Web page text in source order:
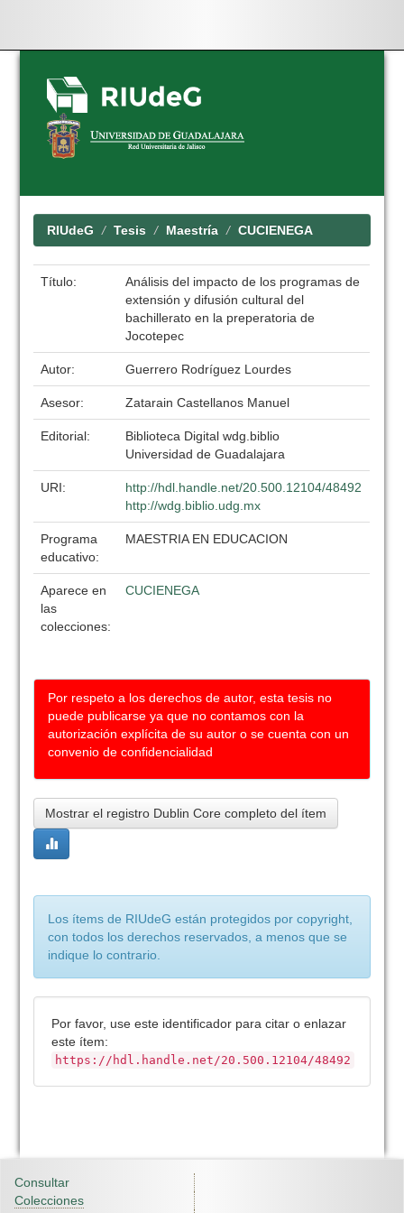
Skip
navigation
RIUdeG Tesis Maestría CUCIENEGA
Título:
Análisis del impacto de los programas de
extensión y difusión cultural del
bachillerato en la preperatoria de
Jocotepec
Autor: Guerrero Rodríguez Lourdes
Asesor: Zatarain Castellanos Manuel
Editorial:
Biblioteca Digital wdg.biblio
Universidad de Guadalajara
URI:
http://hdl.handle.net/20.500.12104/48492
http://wdg.biblio.udg.mx
Programa
educativo:
MAESTRIA EN EDUCACION
Aparece en
las
colecciones:
CUCIENEGA
Por respeto a los derechos de autor, esta tesis no
puede publicarse ya que no contamos con la
autorización explícita de su autor o se cuenta con un
convenio de confidencialidad
Mostrar el registro Dublin Core completo del ítem
Los ítems de RIUdeG están protegidos por copyright,
con todos los derechos reservados, a menos que se
indique lo contrario.
Por favor, use este identificador para citar o enlazar
este ítem:
https://hdl.handle.net/20.500.12104/48492
Consultar
Colecciones